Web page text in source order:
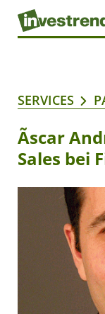
SERVICES
Ãscar
Sales bei